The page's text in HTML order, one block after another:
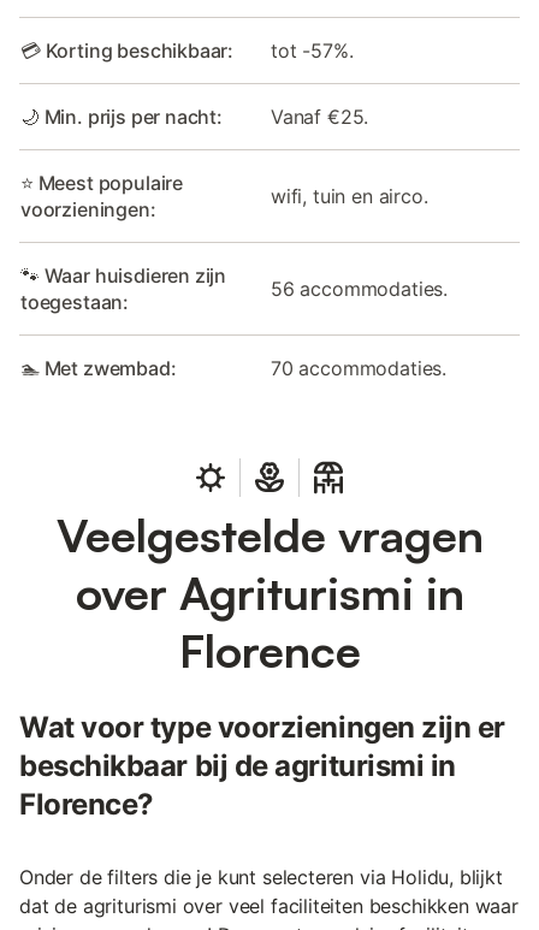
💳 Korting beschikbaar: tot -57%.
🌙 Min. prijs per nacht: Vanaf €25.
⭐ Meest populaire
voorzieningen:
wifi, tuin en airco.
🐾 Waar huisdieren zijn
toegestaan:
56 accommodaties.
🏊 Met zwembad: 70 accommodaties.
Veelgestelde vragen
over Agriturismi in
Florence
Wat voor type voorzieningen zijn er
beschikbaar bij de agriturismi in
Florence?
Onder de filters die je kunt selecteren via Holidu, blijkt
dat de agriturismi over veel faciliteiten beschikken waar